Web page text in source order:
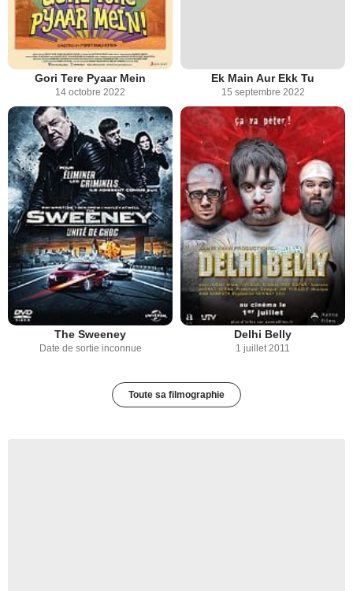
Gori Tere Pyaar Mein
14 octobre 2022
Ek Main Aur Ekk Tu
15 septembre 2022
The Sweeney
Date de sortie inconnue
Delhi Belly
1 juillet 2011
Toute sa filmographie